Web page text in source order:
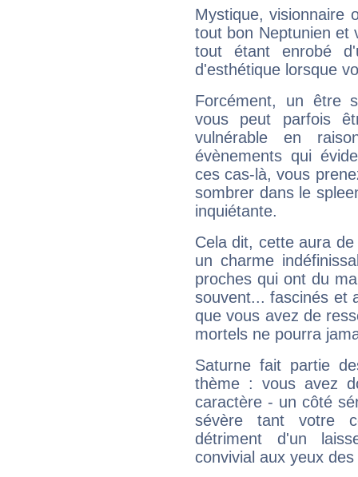
Mystique, visionnaire
tout bon Neptunien et
tout étant enrobé
d'esthétique lorsque
Forcément, un être
vous peut parfois
vulnérable en
évènements qui
ces cas-là, vous
sombrer dans le
inquiétante.
Cela dit, cette aura
un charme
proches qui ont du
souvent... fascinés et
que vous avez de
mortels ne pourra
Saturne fait partie
thème : vous avez
caractère - un côté
sévère tant votre
détriment d'un
convivial aux yeux